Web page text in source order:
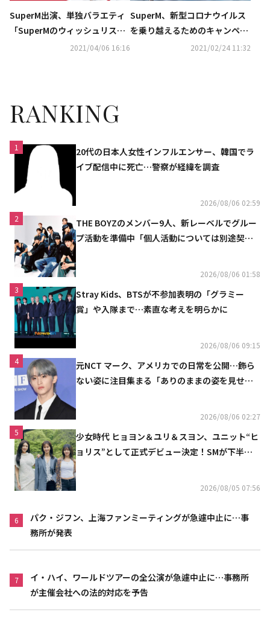
SuperM出演、単独バラエティ
「SuperMのウィッシュリス
ト」DVDが6月16日（水）にリ
2021/04/06 16:16
SuperM、新型コロナウイルス
を乗り越えるためのキャンペー
ンに参加！ K-POPアーティスト
2021/02/24 11:32
RANKING
1
20代の日本人女性インフルエンサー、韓国でラ
イブ配信中に死亡…警察が経緯を調査
2026/08/06 02:59
2
THE BOYZのメンバー9人、新レーベルでグルー
プ活動を準備中「個人活動については別途契約
2026/08/06 01:58
3
Stray Kids、BTSが不参加表明の「グラミー
賞」や入隊まで…素直な考えを明らかに
2026/08/06 09:15
4
元NCT マーク、アメリカでの日常を公開…飾ら
ない姿に注目集まる「ありのままの姿を見せた
2026/08/06 02:27
5
少女時代 ヒョヨン＆ユリ＆スヨン、ユニット“ヒ
ョリス”として正式デビュー決定！SMが下半期
2026/08/05 07:56
6
パク・ジフン、上海ファンミーティングが急遽中止に…事
務所が発表
7
イ・ハイ、ワールドツアーの全公演が急遽中止に…事務所
が主催会社への法的対応を予告